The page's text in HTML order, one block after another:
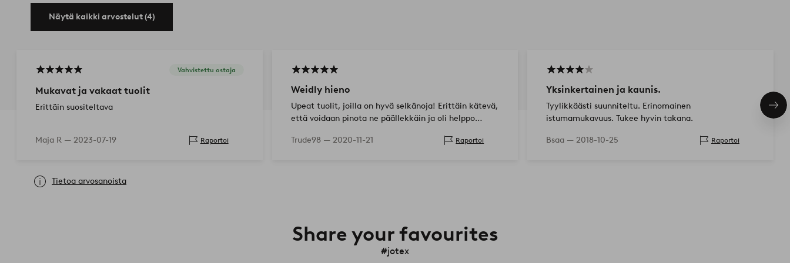
Näytä kaikki arvostelut (4)
Vahvistettu ostaja
Mukavat ja vakaat tuolit
Erittäin suositeltava
Maja R — 2023-07-19 Raportoi
Weidly hieno
Upeat tuolit, joilla on hyvä selkänoja! Erittäin kätevä,
että voidaan pinota ne päällekkäin ja oli helppo
Trude98 — 2020-11-21 Raportoi
Yksinkertainen ja kaunis.
Tyylikkäästi suunniteltu. Erinomainen
istumamukavuus. Tukee hyvin takana.
Bsaa — 2018-10-25 Raportoi
Tietoa arvosanoista
Share your favourites
#jotex